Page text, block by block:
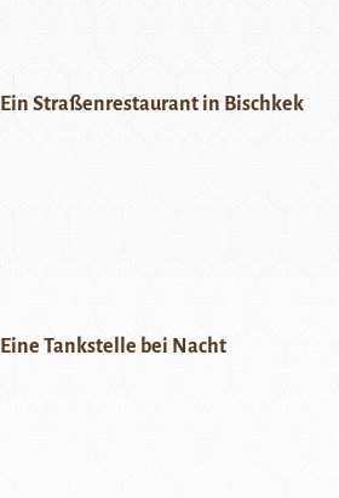
Ein Straßenrestaurant in Bischkek
Eine Tankstelle bei Nacht